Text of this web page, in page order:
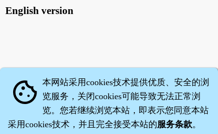
English version
cookie 本网站采用cookies技术提供优质、安全的浏
览服务，关闭cookies可能导致无法正常浏
览。您若继续浏览本站，即表示您同意本站
采用cookies技术，并且完全接受本站的服务条款。